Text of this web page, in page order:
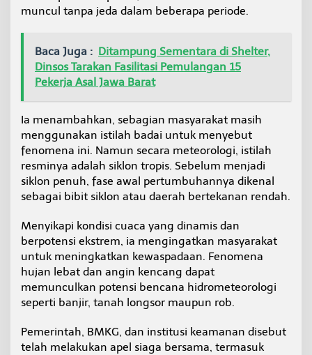
muncul tanpa jeda dalam beberapa periode.
Baca Juga : Ditampung Sementara di Shelter,
Dinsos Tarakan Fasilitasi Pemulangan 15
Pekerja Asal Jawa Barat
Ia menambahkan, sebagian masyarakat masih
menggunakan istilah badai untuk menyebut
fenomena ini. Namun secara meteorologi, istilah
resminya adalah siklon tropis. Sebelum menjadi
siklon penuh, fase awal pertumbuhannya dikenal
sebagai bibit siklon atau daerah bertekanan rendah.
Menyikapi kondisi cuaca yang dinamis dan
berpotensi ekstrem, ia mengingatkan masyarakat
untuk meningkatkan kewaspadaan. Fenomena
hujan lebat dan angin kencang dapat
memunculkan potensi bencana hidrometeorologi
seperti banjir, tanah longsor maupun rob.
Pemerintah, BMKG, dan institusi keamanan disebut
telah melakukan apel siaga bersama, termasuk